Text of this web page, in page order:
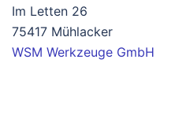
Im Letten 26
75417 Mühlacker
WSM Werkzeuge GmbH